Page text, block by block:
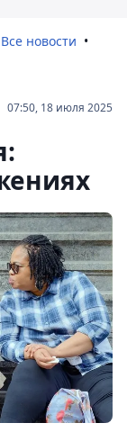
Все новости
07:50, 18 июля 2025